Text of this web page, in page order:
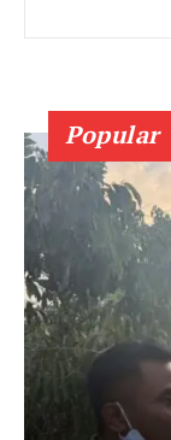
Popular